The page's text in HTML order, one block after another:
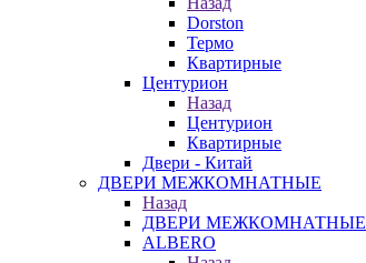
Dorston
Термо
Квартирные
Центурион
Назад
Центурион
Квартирные
Двери - Китай
ДВЕРИ МЕЖКОМНАТНЫЕ
Назад
ДВЕРИ МЕЖКОМНАТНЫЕ
ALBERO